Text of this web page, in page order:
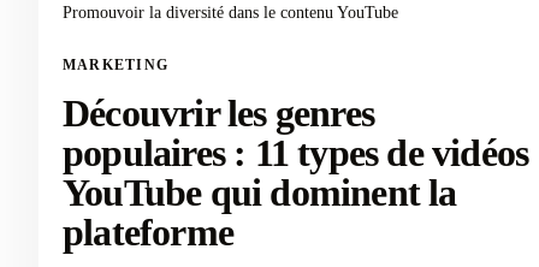
Promouvoir la diversité dans le contenu YouTube
MARKETING
Découvrir les genres
populaires : 11 types de vidéos
YouTube qui dominent la
plateforme